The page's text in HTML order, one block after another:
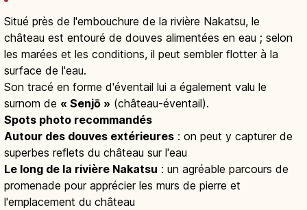
Situé près de l'embouchure de la rivière Nakatsu, le
château est entouré de douves alimentées en eau ; selon
les marées et les conditions, il peut sembler flotter à la
surface de l'eau.
Son tracé en forme d'éventail lui a également valu le
surnom de « Senjō » (château-éventail).
Spots photo recommandés
Autour des douves extérieures : on peut y capturer de
superbes reflets du château sur l'eau
Le long de la rivière Nakatsu : un agréable parcours de
promenade pour apprécier les murs de pierre et
l'emplacement du château